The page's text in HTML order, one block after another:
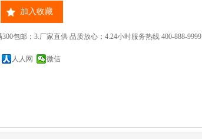
加入收藏
包邮；3.厂家直供 品质放心；4.24小时服务热线 400-888-9999
人人网 微信